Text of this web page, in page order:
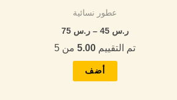
عطور نسائية
ر.س 45
–ر.س 75
تم التقييم 5.00 من 5
أضف